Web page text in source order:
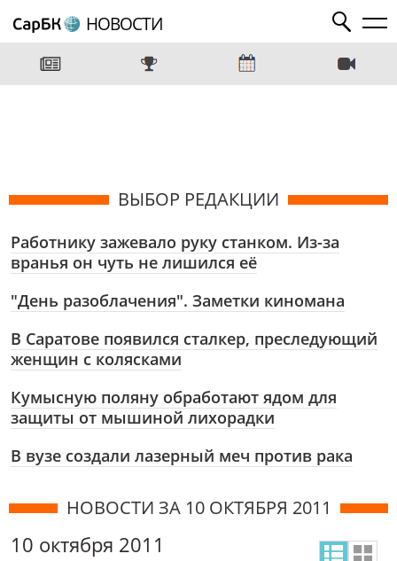
НОВОСТИ
ВЫБОР РЕДАКЦИИ
Работнику зажевало руку станком. Из-за
вранья он чуть не лишился её
"День разоблачения". Заметки киномана
В Саратове появился сталкер, преследующий
женщин с колясками
Кумысную поляну обработают ядом для
защиты от мышиной лихорадки
В вузе создали лазерный меч против рака
НОВОСТИ ЗА 10 ОКТЯБРЯ 2011
10 октября 2011